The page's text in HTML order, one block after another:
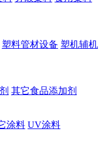
塑料管材设备 塑机辅机
其它食品添加剂
涂料 UV涂料